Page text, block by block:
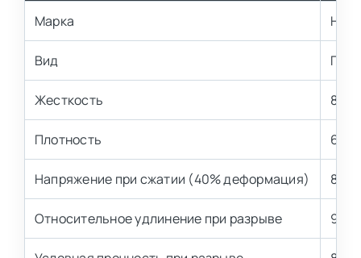
Марка
Вид
Жесткость 8
Плотность 60
Напряжение при сжатии (40% деформация)
Относительное удлинение при разрыве 90 %